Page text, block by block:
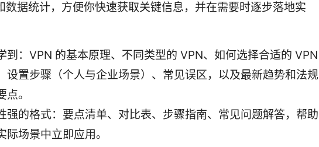
数据统计，方便你快速获取关键信息，并在需要时逐步落地实
到：VPN 的基本原理、不同类型的 VPN、如何选择合适的 VPN
设置步骤（个人与企业场景）、常见误区，以及最新趋势和法规
点。
强的格式：要点清单、对比表、步骤指南、常见问题解答，帮助
际场景中立即应用。